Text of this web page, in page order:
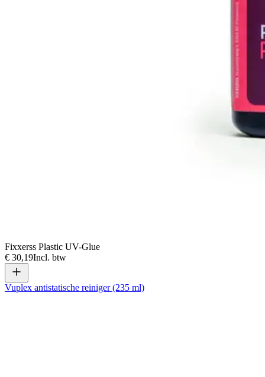
Fixxerss Plastic UV-Glue
€ 30,19Incl. btw
Vuplex antistatische reiniger (235 ml)